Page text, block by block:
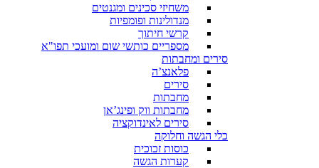
משחיזי סכינים ומגנטים
מנדולינות ופומפיות
קרשי חיתוך
מספריים כותשי שום ומועכי תפו"א
סירים ומחבתות
פלאנצ’ה
סירים
מחבתות
מחבתות ווק ופינג’אן
סירים לאינדוקציה
כלי הגשה וחלוקה
כוסות זכוכית
קערות הגשה